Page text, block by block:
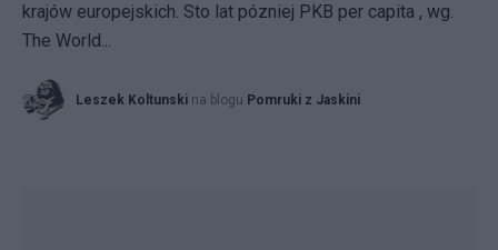
krajów europejskich. Sto lat pózniej PKB per capita , wg.
The World...
Leszek Koltunski na blogu Pomruki z Jaskini